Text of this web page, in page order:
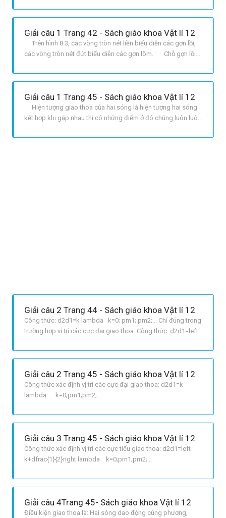
Đúng cho trường hợp vị trí các cực tiểu giao thoa.
Giải câu 1 Trang 42 - Sách giáo khoa Vật lí 12
Trên hình 8.3, các vòng tròn nét liền biểu diễn các gợn lồi,
các vòng tròn nét đứt biểu diễn các gợn lõm. Chỗ gợn lồi
với biên độ cực đại tăng cường nhau. Chỗ gợn lồi gặp gợn
Giải câu 1 Trang 45 - Sách giáo khoa Vật lí 12
Hiện tượng giao thoa của hai sóng là hiện tượng hai sóng
kết hợp khi gặp nhau thì có những điểm ở đó chúng luôn luôn
nhau.
Giải câu 2 Trang 44 - Sách giáo khoa Vật lí 12
Công thức: d2d1=k lambda k=0; pm1; pm2;... Chỉ đúng trong
trường hợp vị trí các cực đại giao thoa. Công thức: d2d1=left
trường hợp vị trí các cực tiểu giao thoa.
Giải câu 2 Trang 45 - Sách giáo khoa Vật lí 12
Công thức xác định vị trí các cực đại giao thoa: d2d1=k
lambda k=0;pm1;pm2;...
Giải câu 3 Trang 45 - Sách giáo khoa Vật lí 12
Công thức xác định vị trí các cực tiểu giao thoa: d2d1=left
k+dfrac{1}{2}right lambda k=0;pm1;pm2;...
Giải câu 4Trang 45- Sách giáo khoa Vật lí 12
Điều kiện giao thoa là: Hai sóng dao động cùng phương,